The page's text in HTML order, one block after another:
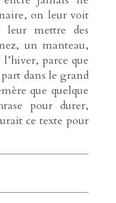
on leur voit
leur mettre des
un manteau,
parce que
dans le grand
que quelque
pour durer,
ce texte pour